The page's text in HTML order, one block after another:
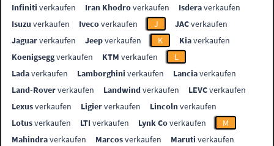
Infiniti verkaufen Iran Khodroverkaufen Isderaverkaufen
Isuzu verkaufen Ivecoverkaufen J JACverkaufen
Jaguarverkaufen Jeepverkaufen K Kiaverkaufen
Koenigseggverkaufen KTM verkaufen
L
Ladaverkaufen Lamborghini verkaufen Lanciaverkaufen
Land-Roververkaufen Landwindverkaufen LEVCverkaufen
Lexusverkaufen Ligierverkaufen Lincolnverkaufen
Lotusverkaufen LTIverkaufen Lynk Coverkaufen
M
Mahindraverkaufen Marcosverkaufen Maruti verkaufen